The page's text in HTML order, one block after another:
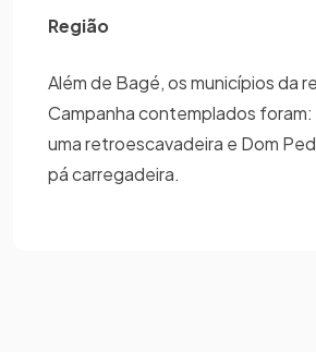
Região
Além de Bagé, os municípios da
Campanha contemplados
uma retroescavadeira e Dom
pá carregadeira.